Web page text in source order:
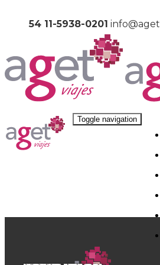
54 11-5938-0201
Toggle navigation